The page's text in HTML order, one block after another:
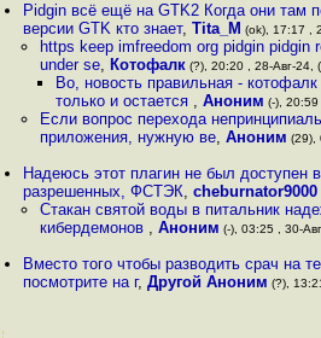
Pidgin всё ещё на GTK2 Когда они там
версии GTK кто знает,Tita_M (ok), 17:17 ,
https keep imfreedom org pidgin pidgin
under se, Котофалк(?), 20:20 , 28-Авг-24,
Во, новость правильная -
только и остается , Аноним (-), 20:59
Если вопрос перехода
приложения, нужную ве, Аноним (29),
Надеюсь этот плагин не был доступен
разрешенных, ФСТЭК,cheburnator9000
Стакан святой воды в питальник
кибердемонов , Аноним (-), 03:25 , 30-
Вместо того чтобы разводить срач на
посмотрите на г,Другой Аноним (?),